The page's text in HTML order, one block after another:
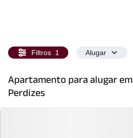
Filtros 1 Alugar
Apartamento para alugar em
Perdizes